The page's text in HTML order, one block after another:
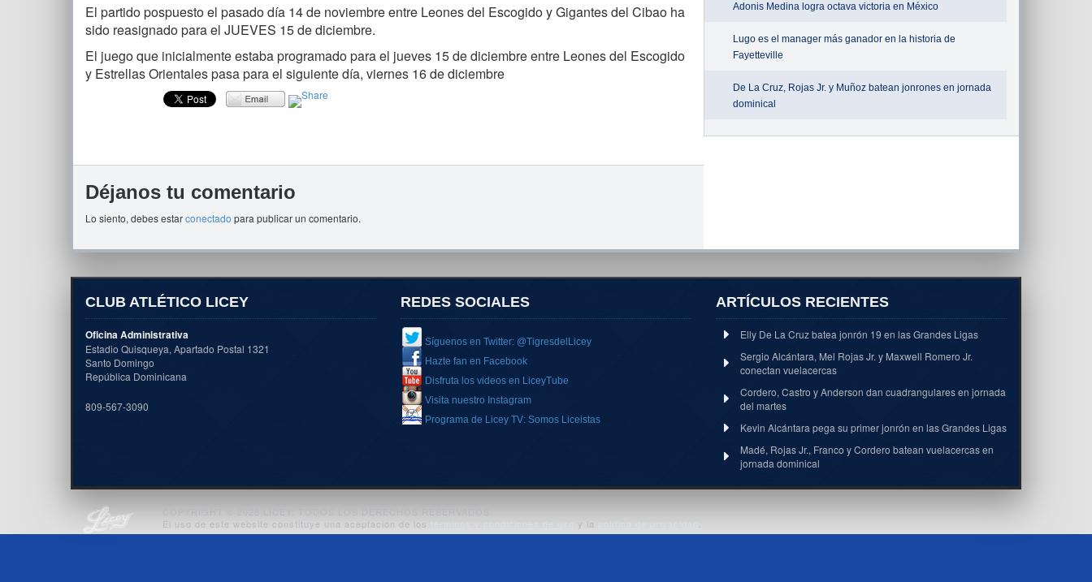
El partido pospuesto el pasado día 14 de noviembre entre Leones del Escogido y Gigantes del Cibao ha
sido reasignado para el JUEVES 15 de diciembre.
El juego que inicialmente estaba programado para el jueves 15 de diciembre entre Leones del Escogido
y Estrellas Orientales pasa para el siguiente día, viernes 16 de diciembre
Déjanos tu comentario
Lo siento, debes estarconectado para publicar un comentario.
Adonis Medina logra octava victoria en México
Lugo es el manager más ganador en la historia de
Fayetteville
De La Cruz, Rojas Jr. y Muñoz batean jonrones en jornada
dominical
CLUB ATLÉTICO LICEY
Oficina Administrativa
Estadio Quisqueya, Apartado Postal 1321
Santo Domingo
República Dominicana
809-567-3090
REDES SOCIALES
Síguenos en Twitter: @TigresdelLicey
Hazte fan en Facebook
Disfruta los videos en LiceyTube
Visita nuestro Instagram
Programa de Licey TV: Somos Liceistas
ARTÍCULOS RECIENTES
Elly De La Cruz batea jonrón 19 en las Grandes Ligas
Sergio Alcántara, Mel Rojas Jr. y Maxwell Romero Jr.
conectan vuelacercas
Cordero, Castro y Anderson dan cuadrangulares en jornada
del martes
Kevin Alcántara pega su primer jonrón en las Grandes Ligas
Madé, Rojas Jr., Franco y Cordero batean vuelacercas en
jornada dominical
El uso de este website constituye una aceptación de los términos y condiciones de uso y la política de privacidad